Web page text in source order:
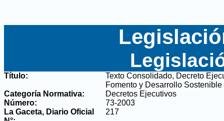
Título:
Texto Consolidado, Decreto
Fomento y Desarrollo
Categoría Normativa:
Decretos Ejecutivos
Número:
73-2003
La Gaceta, Diario Oficial
217